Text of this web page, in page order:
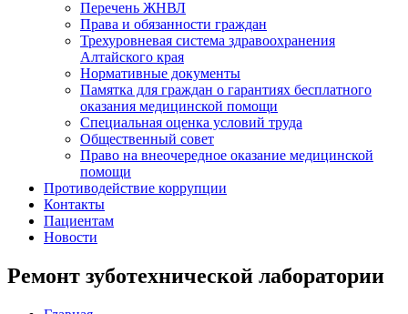
Перечень ЖНВЛ
Права и обязанности граждан
Трехуровневая система здравоохранения
Алтайского края
Нормативные документы
Памятка для граждан о гарантиях бесплатного
оказания медицинской помощи
Специальная оценка условий труда
Общественный совет
Право на внеочередное оказание медицинской
помощи
Противодействие коррупции
Контакты
Пациентам
Новости
Ремонт зуботехнической лаборатории